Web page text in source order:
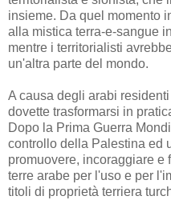
insieme. Da quel momento
alla mistica terra-e-sangue
mentre i territorialisti
un'altra parte del mondo.
A causa degli arabi
dovette trasformarsi in
Dopo la Prima Guerra
controllo della Palestina ed
promuovere, incoraggiare
terre arabe per l'uso e per
titoli di proprietà terriera